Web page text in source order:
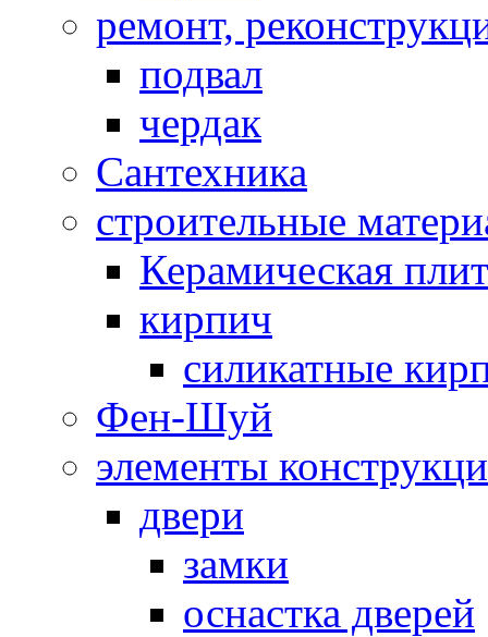
ремонт,
подвал
чердак
Сантехника
строительные
Керамическая
кирпич
силикатные
Фен-Шуй
элементы
двери
замки
оснастка дверей